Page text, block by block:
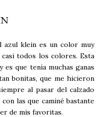
azul klein es un color muy
todos los colores. Esta
que tenía muchas ganas
bonitas, que me hicieron
al pasar del calzado
las que caminé bastante
de mis favoritas.